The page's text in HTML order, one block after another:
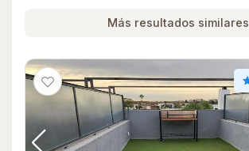
Más resultados similares